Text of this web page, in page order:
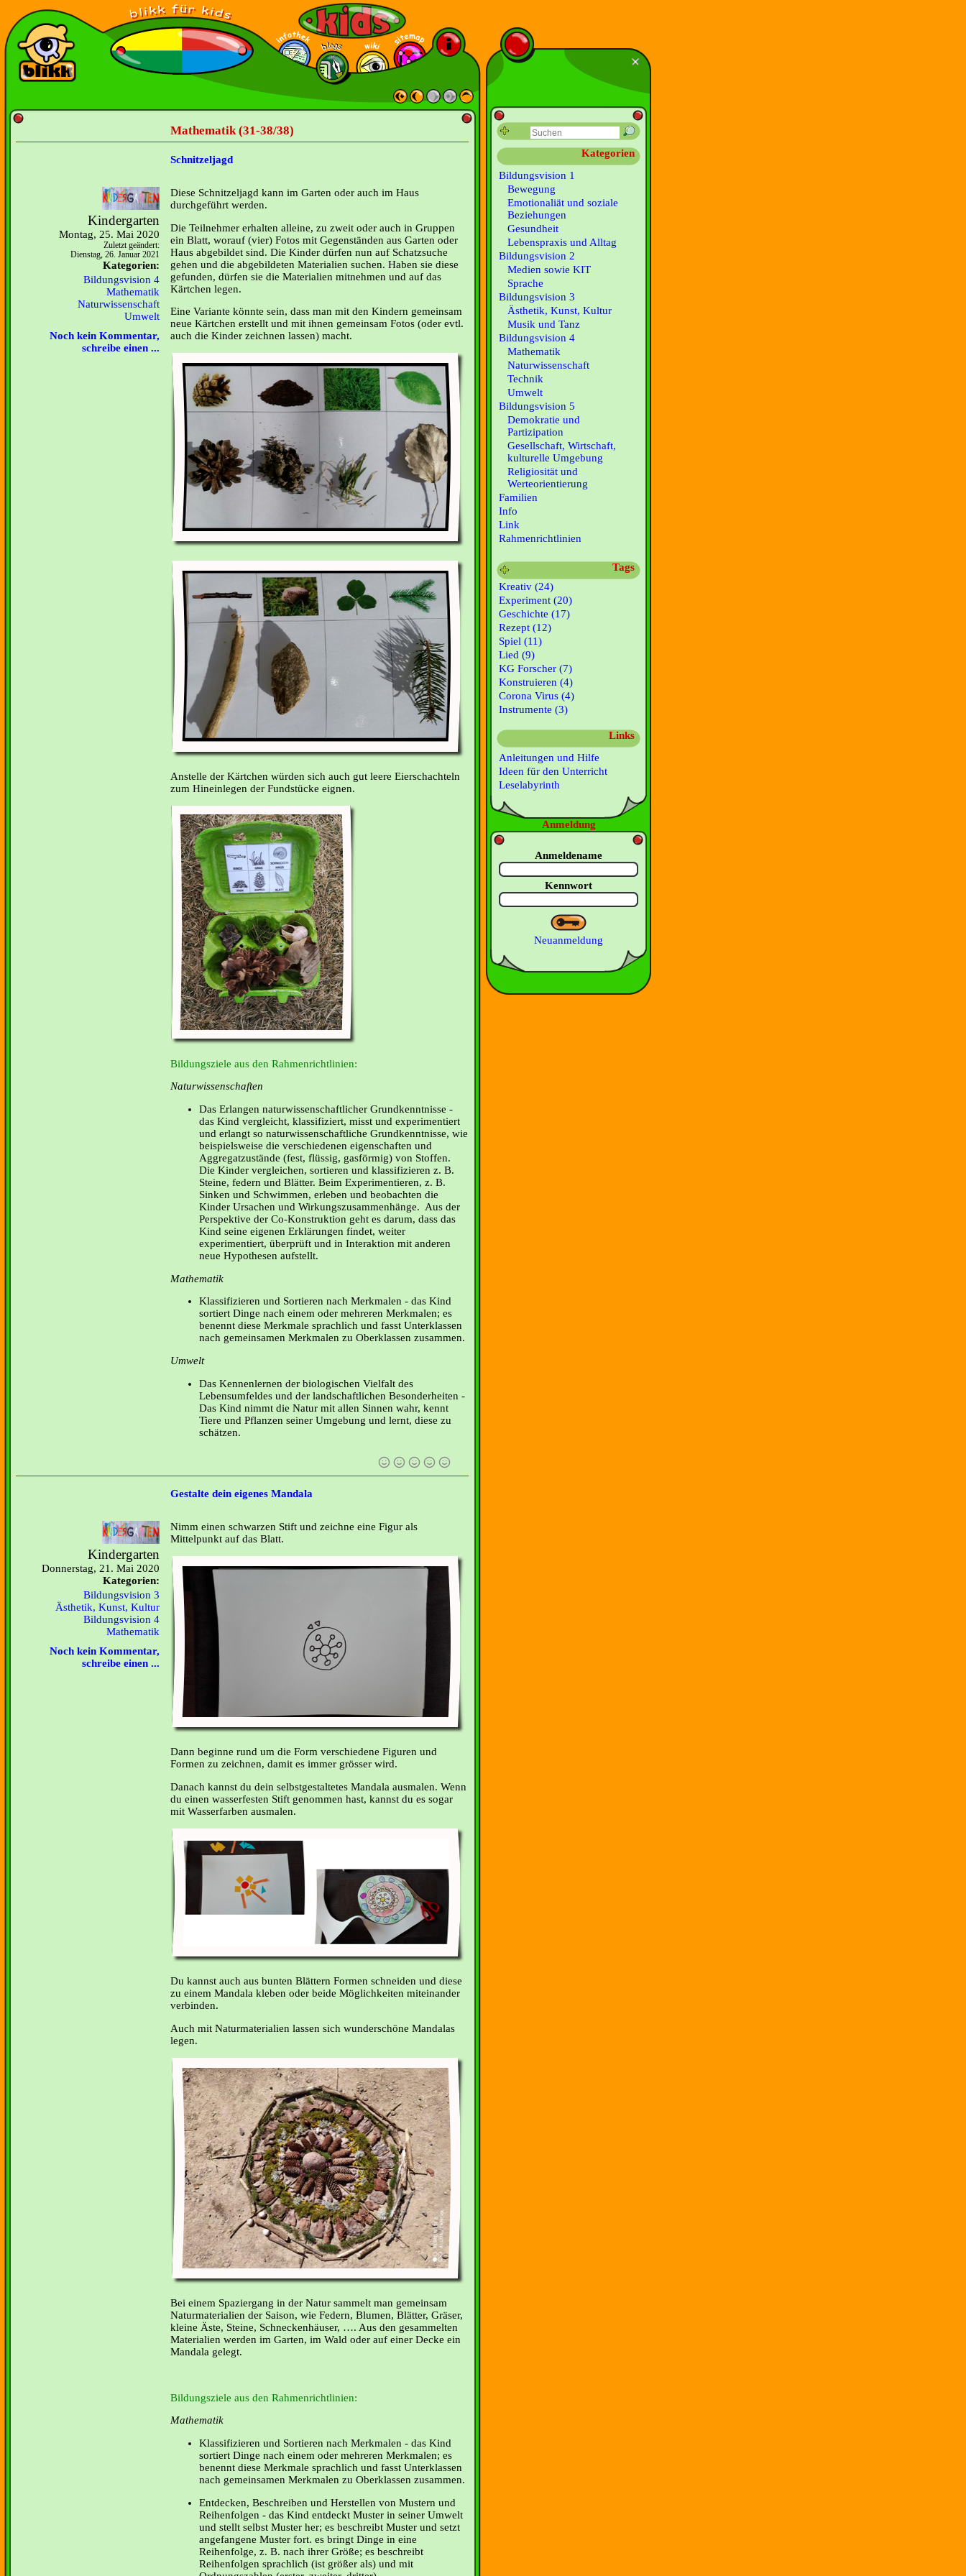
Mathematik (31-38/38)
Schnitzeljagd
Kindergarten
Montag, 25. Mai 2020
Zuletzt geändert:
Dienstag, 26. Januar 2021
Kategorien:
Bildungsvision 4
Mathematik
Naturwissenschaft
Umwelt
Noch kein Kommentar,
schreibe einen ...
Diese Schnitzeljagd kann im Garten oder auch im Haus
durchgeführt werden.
Die Teilnehmer erhalten alleine, zu zweit oder auch in Gruppen
ein Blatt, worauf (vier) Fotos mit Gegenständen aus Garten oder
Haus abgebildet sind. Die Kinder dürfen nun auf Schatzsuche
gehen und die abgebildeten Materialien suchen. Haben sie diese
gefunden, dürfen sie die Materialien mitnehmen und auf das
Kärtchen legen.
Eine Variante könnte sein, dass man mit den Kindern gemeinsam
neue Kärtchen erstellt und mit ihnen gemeinsam Fotos (oder evtl.
auch die Kinder zeichnen lassen) macht.
Anstelle der Kärtchen würden sich auch gut leere Eierschachteln
zum Hineinlegen der Fundstücke eignen.
Bildungsziele aus den Rahmenrichtlinien:
Naturwissenschaften
Das Erlangen naturwissenschaftlicher Grundkenntnisse -
das Kind vergleicht, klassifiziert, misst und experimentiert
und erlangt so naturwissenschaftliche Grundkenntnisse, wie
beispielsweise die verschiedenen eigenschaften und
Aggregatzustände (fest, flüssig, gasförmig) von Stoffen.
Die Kinder vergleichen, sortieren und klassifizieren z. B.
Steine, federn und Blätter. Beim Experimentieren, z. B.
Sinken und Schwimmen, erleben und beobachten die
Kinder Ursachen und Wirkungszusammenhänge. Aus der
Perspektive der Co-Konstruktion geht es darum, dass das
Kind seine eigenen Erklärungen findet, weiter
experimentiert, überprüft und in Interaktion mit anderen
neue Hypothesen aufstellt.
Mathematik
Klassifizieren und Sortieren nach Merkmalen - das Kind
sortiert Dinge nach einem oder mehreren Merkmalen; es
benennt diese Merkmale sprachlich und fasst Unterklassen
nach gemeinsamen Merkmalen zu Oberklassen zusammen.
Umwelt
Das Kennenlernen der biologischen Vielfalt des
Lebensumfeldes und der landschaftlichen Besonderheiten -
Das Kind nimmt die Natur mit allen Sinnen wahr, kennt
Tiere und Pflanzen seiner Umgebung und lernt, diese zu
schätzen.
Gestalte dein eigenes Mandala
Kindergarten
Donnerstag, 21. Mai 2020
Kategorien:
Bildungsvision 3
Ästhetik, Kunst, Kultur
Bildungsvision 4
Mathematik
Noch kein Kommentar,
schreibe einen ...
Nimm einen schwarzen Stift und zeichne eine Figur als
Mittelpunkt auf das Blatt.
Dann beginne rund um die Form verschiedene Figuren und
Formen zu zeichnen, damit es immer grösser wird.
Danach kannst du dein selbstgestaltetes Mandala ausmalen. Wenn
du einen wasserfesten Stift genommen hast, kannst du es sogar
mit Wasserfarben ausmalen.
Du kannst auch aus bunten Blättern Formen schneiden und diese
zu einem Mandala kleben oder beide Möglichkeiten miteinander
verbinden.
Auch mit Naturmaterialien lassen sich wunderschöne Mandalas
legen.
Bei einem Spaziergang in der Natur sammelt man gemeinsam
Naturmaterialien der Saison, wie Federn, Blumen, Blätter, Gräser,
kleine Äste, Steine, Schneckenhäuser, …. Aus den gesammelten
Materialien werden im Garten, im Wald oder auf einer Decke ein
Mandala gelegt.
Bildungsziele aus den Rahmenrichtlinien:
Mathematik
Klassifizieren und Sortieren nach Merkmalen - das Kind
sortiert Dinge nach einem oder mehreren Merkmalen; es
benennt diese Merkmale sprachlich und fasst Unterklassen
nach gemeinsamen Merkmalen zu Oberklassen zusammen.
Entdecken, Beschreiben und Herstellen von Mustern und
Reihenfolgen - das Kind entdeckt Muster in seiner Umwelt
und stellt selbst Muster her; es beschreibt Muster und setzt
angefangene Muster fort. es bringt Dinge in eine
Reihenfolge, z. B. nach ihrer Größe; es beschreibt
Reihenfolgen sprachlich (ist größer als) und mit
Kategorien
Bildungsvision 1
Bewegung
Emotionaliät und soziale
Beziehungen
Gesundheit
Lebenspraxis und Alltag
Bildungsvision 2
Medien sowie KIT
Sprache
Bildungsvision 3
Ästhetik, Kunst, Kultur
Musik und Tanz
Bildungsvision 4
Mathematik
Naturwissenschaft
Technik
Umwelt
Bildungsvision 5
Demokratie und
Partizipation
Gesellschaft, Wirtschaft,
kulturelle Umgebung
Religiosität und
Werteorientierung
Familien
Info
Link
Rahmenrichtlinien
Tags
Kreativ (24)
Experiment (20)
Geschichte (17)
Rezept (12)
Spiel (11)
Lied (9)
KG Forscher (7)
Konstruieren (4)
Corona Virus (4)
Instrumente (3)
Links
Anleitungen und Hilfe
Ideen für den Unterricht
Leselabyrinth
Anmeldung
Anmeldename
Kennwort
Neuanmeldung